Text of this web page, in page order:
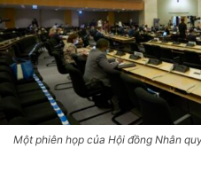
Một phiên họp của Hội đồng Nhân